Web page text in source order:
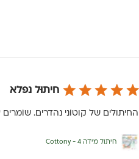
חיתוּל נפלא
החיתולים של קוטוֹני נהדרים.
חיתול מידה 4 - Cottony